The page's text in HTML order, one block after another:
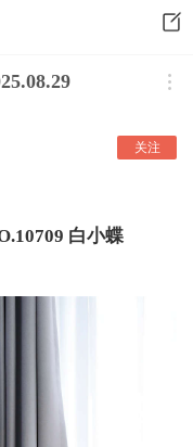
关注
白小蝶